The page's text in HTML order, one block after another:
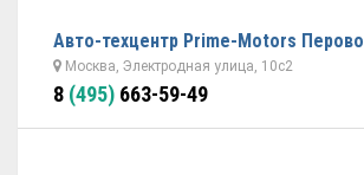
Авто-техцентр Prime-Motors Перово
Москва, Электродная улица, 10с2
8 (495) 663-59-49